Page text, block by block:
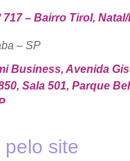
717 – Bairro Tirol,
– SP
Business, Avenida
Sala 501, Parque
pelo site